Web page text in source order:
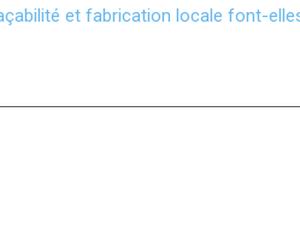
et fabrication locale font-